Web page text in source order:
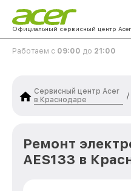
Официальный сервисный центр Acer
Работаем с 09:00 до 21:00
Сервисный центр Acer
в Краснодаре
/
Ремонт
AES133 в